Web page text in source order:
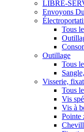
LIBRE-
Envoyons
Tous
Outillage
Tous
Visserie,
Tous
Vis
Vis à
Pointe